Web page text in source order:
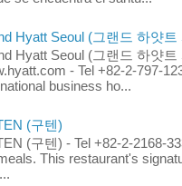
Hyatt Seoul (그랜드 하얏트
Hyatt Seoul (그랜드 하얏트
- Tel +82-2-797-
business ho...
(구텐)
(구텐) - Tel +82-2-2168-
This restaurant's